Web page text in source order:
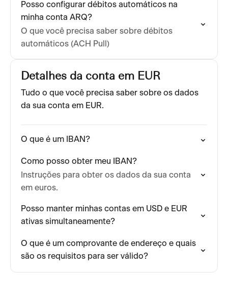
Posso configurar débitos automáticos na
minha conta ARQ?
O que você precisa saber sobre débitos
automáticos (ACH Pull)
Detalhes da conta em EUR
Tudo o que você precisa saber sobre os dados
da sua conta em EUR.
O que é um IBAN?
Como posso obter meu IBAN?
Instruções para obter os dados da sua conta
em euros.
Posso manter minhas contas em USD e EUR
ativas simultaneamente?
O que é um comprovante de endereço e quais
são os requisitos para ser válido?